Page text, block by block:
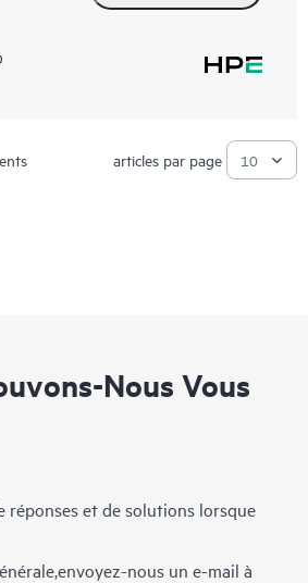
articles par page
Nous Vous
réponses et de solutions lorsque
nous un e-mail à